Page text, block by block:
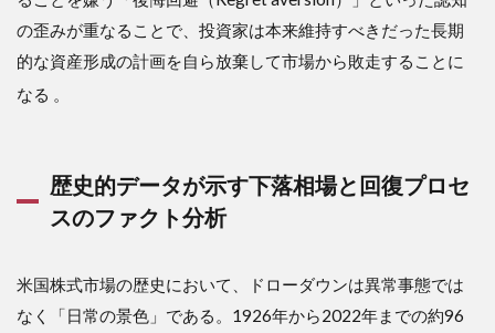
レジ
ェン
ド投
資家
のマ
スタ
ーマ
3
4.
の歪みが重なることで、投資家は本来維持すべきだった長期
的な資産形成の計画を自ら放棄して市場から敗走することに
なる 。
歴史的データが示す下落相場と回復プロセ
スのファクト分析
米国株式市場の歴史において、ドローダウンは異常事態では
なく「日常の景色」である。1926年から2022年までの約96